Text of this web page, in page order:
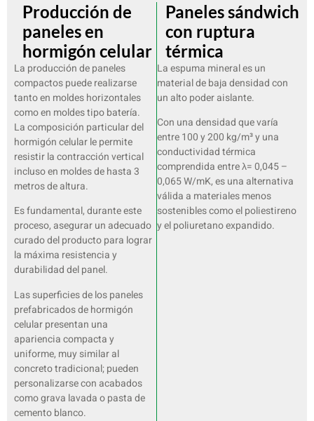
Producción de
paneles en
hormigón celular
La producción de paneles
compactos puede realizarse
tanto en moldes horizontales
como en moldes tipo batería.
La composición particular del
hormigón celular le permite
resistir la contracción vertical
incluso en moldes de hasta 3
metros de altura.
Es fundamental, durante este
proceso, asegurar un adecuado
curado del producto para lograr
la máxima resistencia y
durabilidad del panel.
Las superficies de los paneles
prefabricados de hormigón
celular presentan una
apariencia compacta y
uniforme, muy similar al
concreto tradicional; pueden
personalizarse con acabados
como grava lavada o pasta de
cemento blanco.
Paneles sándwich
con ruptura
térmica
La espuma mineral es un
material de baja densidad con
un alto poder aislante.
Con una densidad que varía
entre 100 y 200 kg/m³ y una
conductividad térmica
comprendida entre λ= 0,045 –
0,065 W/mK, es una alternativa
válida a materiales menos
sostenibles como el poliestireno
y el poliuretano expandido.